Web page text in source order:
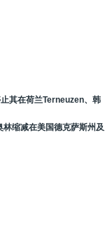
其在荷兰Terneuzen、韩
缩减在美国德克萨斯州及